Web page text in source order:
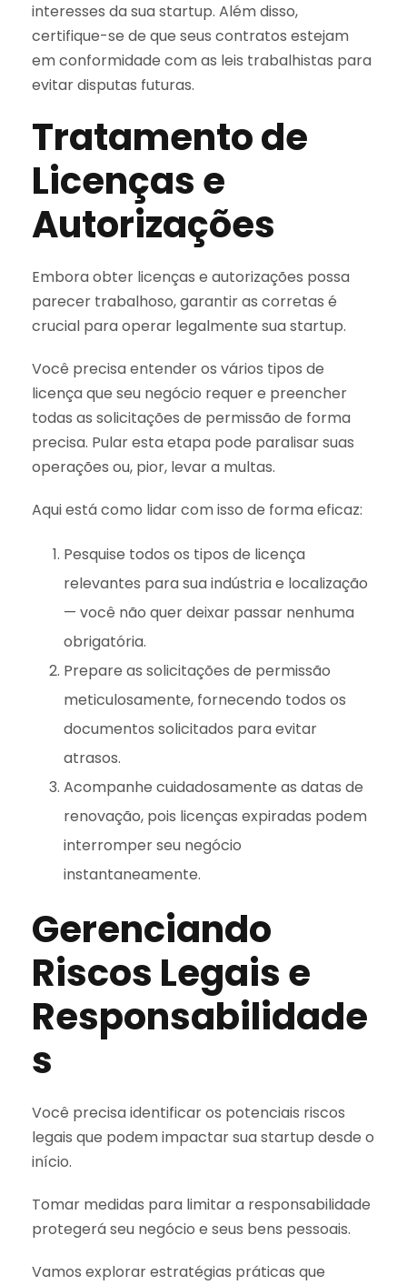
interesses da sua startup. Além disso,
certifique-se de que seus contratos estejam
em conformidade com as leis trabalhistas para
evitar disputas futuras.
Tratamento de
Licenças e
Autorizações
Embora obter licenças e autorizações possa
parecer trabalhoso, garantir as corretas é
crucial para operar legalmente sua startup.
Você precisa entender os vários tipos de
licença que seu negócio requer e preencher
todas as solicitações de permissão de forma
precisa. Pular esta etapa pode paralisar suas
operações ou, pior, levar a multas.
Aqui está como lidar com isso de forma eficaz:
Pesquise todos os tipos de licença
relevantes para sua indústria e localização
— você não quer deixar passar nenhuma
obrigatória.
Prepare as solicitações de permissão
meticulosamente, fornecendo todos os
documentos solicitados para evitar
atrasos.
Acompanhe cuidadosamente as datas de
renovação, pois licenças expiradas podem
interromper seu negócio
instantaneamente.
Gerenciando
Riscos Legais e
Responsabilidade
s
Você precisa identificar os potenciais riscos
legais que podem impactar sua startup desde o
início.
Tomar medidas para limitar a responsabilidade
protegerá seu negócio e seus bens pessoais.
Vamos explorar estratégias práticas que